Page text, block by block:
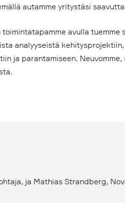
autamme yritystäsi
avulla
analyyseistä
ja parantamiseen.
ja Mathias Strandberg,